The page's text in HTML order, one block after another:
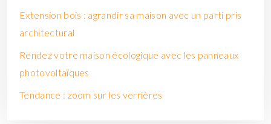
Extension bois : agrandir sa maison avec un parti pris
architectural
Rendez votre maison écologique avec les panneaux
photovoltaïques
Tendance : zoom sur les verrières